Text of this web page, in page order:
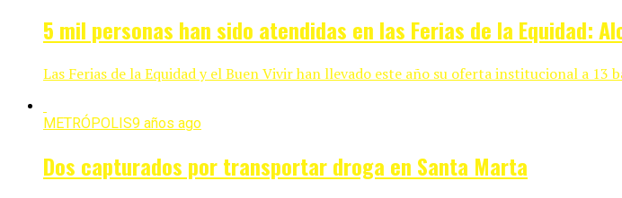
5 mil personas han sido atendidas en las Ferias de la Equidad:
Las Ferias de la Equidad y el Buen Vivir han llevado este año su oferta institucional a 13
METRÓPOLIS9 años ago
Dos capturados por transportar droga en Santa Marta